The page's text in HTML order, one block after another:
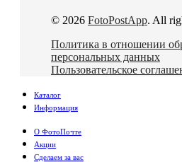
© 2026 FotoPostApp. All
Политика в отношении
персональных данных
Пользовательское
Каталог
Информация
О ФотоПочте
Акции
Сделаем за вас